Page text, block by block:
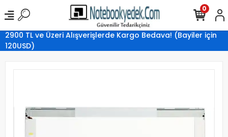
2900 TL ve Üzeri Alışverişlerde Kargo Bedava! (Bayiler için
120USD)
0